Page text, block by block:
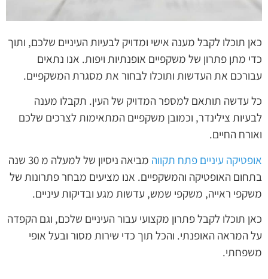
כאן תוכלו לקבל מענה אישי ומדויק לבעיות העיניים שלכם, ותוך
כדי מתן פתרון של משקפיים אופנתיות ויפות. אנו נתאים
עבורכם את העדשות ותוכלו לבחור את מסגרת המשקפיים.
כל עדשה תותאם למספר המדויק של העין. תקבלו מענה
לבעיות צילינדר, וכמובן משקפיים המתאימות לצרכים שלכם
ואורח החיים.
אופטיקה עיניים פתח תקווה
מביאה ניסיון של למעלה מ 30 שנה
בתחום האופטיקה והמשקפיים. אנו מציעים מבחר פתרונות של
משקפי ראייה, משקפי שמש, עדשות מגע ובדיקות עיניים.
כאן תוכלו לקבל פתרון מקצועי עבור העיניים שלכם, וגם הקפדה
על המראה האופנתי. והכל תוך כדי שירות מסור ובעל אופי
משפחתי.